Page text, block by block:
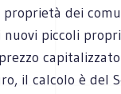
dei
piccoli
il calcolo è del